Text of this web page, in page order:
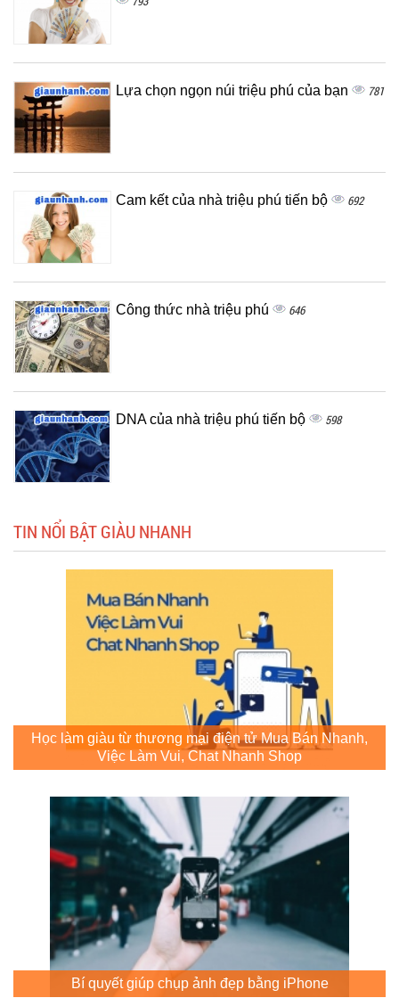
Lựa chọn ngọn núi triệu phú của bạn 781
Cam kết của nhà triệu phú tiến bộ 692
Công thức nhà triệu phú 646
DNA của nhà triệu phú tiến bộ 598
TIN NỔI BẬT GIÀU NHANH
Học làm giàu từ thương mại điện tử Mua Bán Nhanh,
Việc Làm Vui, Chat Nhanh Shop
Bí quyết giúp chụp ảnh đẹp bằng iPhone